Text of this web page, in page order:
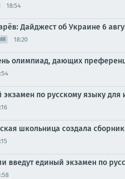
18:54
Дайджест об Украине 6
18:20
олимпиад, дающих
экзамен по русскому языку для
школьница создала
введут единый экзамен по